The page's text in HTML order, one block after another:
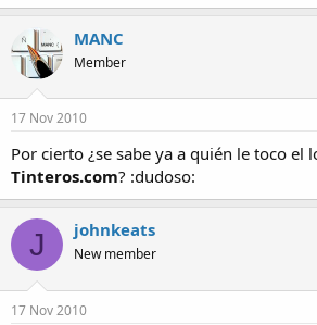
MANC
Member
17 Nov 2010
Por cierto ¿se sabe ya a quién le toco el
Tinteros.com? :dudoso:
J johnkeats
New member
17 Nov 2010